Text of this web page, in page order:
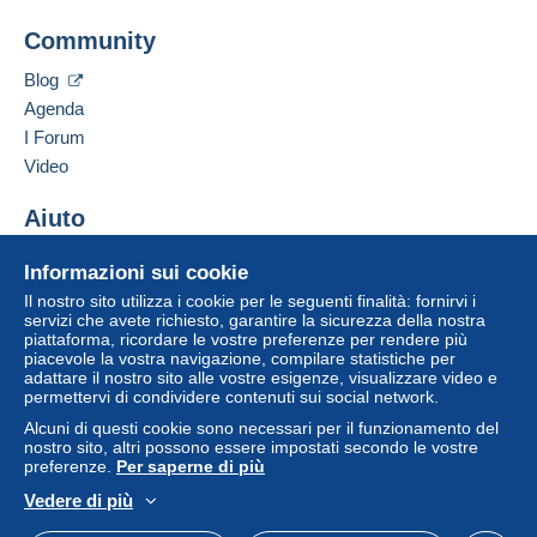
Un pagamento non effettuato tramite
pagamento integrato nel sito
venditore all'acquirente. Un acquisto non pagato
dell'acquirente.
clausole relative al pagamento, queste sono da
considerarsi nulle e non dovute. Le condizioni di
pagamento del sito Delcampe, definite nelle
Gli acquisti devono essere pagati entro14 giorni
dal ricevimento della richiesta di pagamento del
venditore.
Diritto di recesso|Spese di restituzione a carico
dell'acquirente.
Per conoscere i termini per il reso e per il rimborso
dell'oggetto
Contattare il venditore
Informazioni sui cookie
Il nostro sito utilizza i cookie per le seguenti finalità: fornirvi i
servizi che avete richiesto, garantire la sicurezza della nostra
piattaforma, ricordare le vostre preferenze per rendere più
piacevole la vostra navigazione, compilare statistiche per
adattare il nostro sito alle vostre esigenze, visualizzare video e
permettervi di condividere contenuti sui social network.
Alcuni di questi cookie sono necessari per il funzionamento del
nostro sito, altri possono essere impostati secondo le vostre
preferenze. Per saperne di più
Vedere di più
Community
Blog
Agenda
I Forum
Video
Aiuto
Acquistare su Delcampe
Vendere su Delcampe
Un sito sicuro